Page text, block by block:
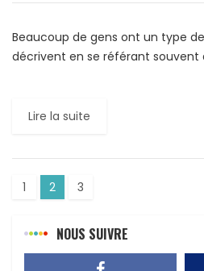
Beaucoup de gens ont un type
décrivent en se référant souvent
Lire la suite
1 2 3
NOUS SUIVRE